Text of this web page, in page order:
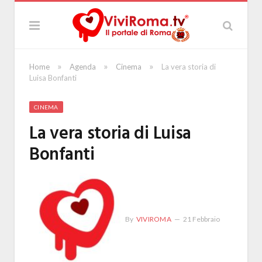
Home » Agenda » Cinema »
La vera storia di
Luisa Bonfanti
CINEMA
La vera storia di Luisa
Bonfanti
By VIVIROMA 21 Febbraio